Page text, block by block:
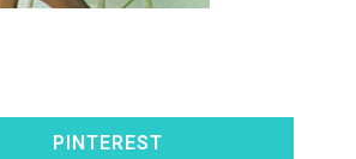
PINTEREST